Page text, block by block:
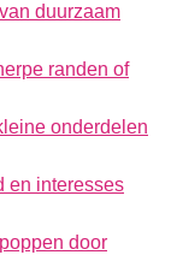
duurzaam
randen of
onderdelen
en interesses
door